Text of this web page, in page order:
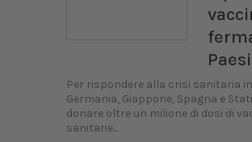
Per rispondere alla crisi sanitaria
Germania, Giappone, Spagna e
donare oltre un milione di dosi di
sanitarie...